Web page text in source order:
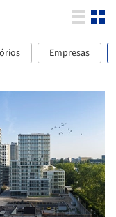
Empresas